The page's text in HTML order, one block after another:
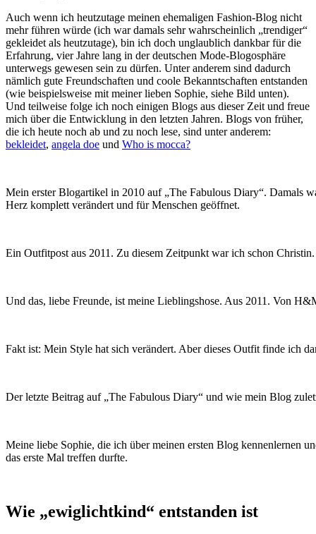
Auch wenn ich heutzutage meinen ehemaligen Fashion-Blog nicht
mehr führen würde (ich war damals sehr wahrscheinlich „trendiger“
gekleidet als heutzutage), bin ich doch unglaublich dankbar für die
Erfahrung, vier Jahre lang in der deutschen Mode-Blogosphäre
unterwegs gewesen sein zu dürfen. Unter anderem sind dadurch
nämlich gute Freundschaften und coole Bekanntschaften entstanden
(wie beispielsweise mit meiner lieben Sophie, siehe Bild unten).
Und teilweise folge ich noch einigen Blogs aus dieser Zeit und freue
mich über die Entwicklung in den letzten Jahren. Blogs von früher,
die ich heute noch ab und zu noch lese, sind unter anderem:
bekleidet, angela doe und Who is mocca?
Mein erster Blogartikel in 2010 auf „The Fabulous Diary“. Damals
Herz komplett verändert und für Menschen geöffnet.
Ein Outfitpost aus 2011. Zu diesem Zeitpunkt war ich schon
Und das, liebe Freunde, ist meine Lieblingshose. Aus 2011. Von
Fakt ist: Mein Style hat sich verändert. Aber dieses Outfit finde ich
Der letzte Beitrag auf „The Fabulous Diary“ und wie mein Blog
Meine liebe Sophie, die ich über meinen ersten Blog kennenlernen
das erste Mal treffen durfte.
Wie „ewiglichtkind“ entstanden ist